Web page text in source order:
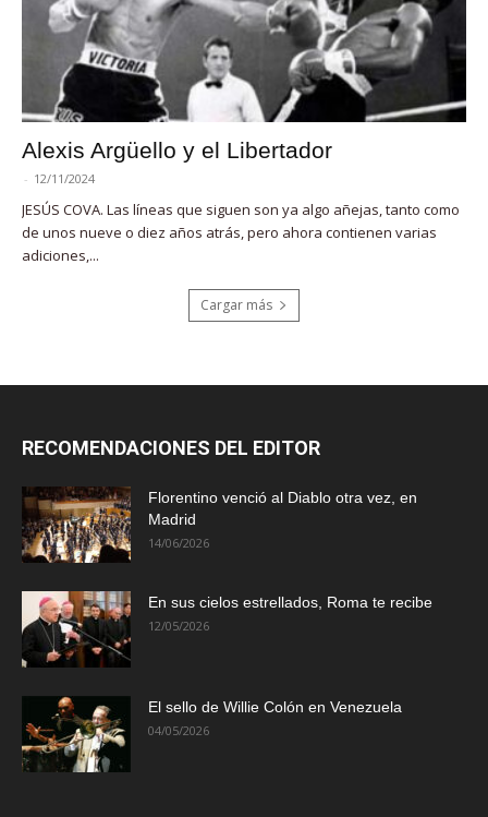
Alexis Argüello y el Libertador
- 12/11/2024
JESÚS COVA. Las líneas que siguen son ya algo añejas, tanto como
de unos nueve o diez años atrás, pero ahora contienen varias
adiciones,...
Cargar más
RECOMENDACIONES DEL EDITOR
Florentino venció al Diablo otra vez, en
Madrid
14/06/2026
En sus cielos estrellados, Roma te recibe
12/05/2026
El sello de Willie Colón en Venezuela
04/05/2026